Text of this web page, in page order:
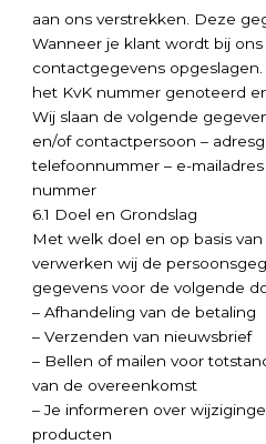
aan ons verstrekken. Deze
Wanneer je klant wordt bij
contactgegevens
het KvK nummer genoteerd
Wij slaan de volgende
en/of contactpersoon –
telefoonnummer – e-
nummer
6.1 Doel en Grondslag
Met welk doel en op basis
verwerken wij de
gegevens voor de volgende
– Afhandeling van de betaling
– Verzenden van nieuwsbrief
– Bellen of mailen voor
van de overeenkomst
– Je informeren over
producten